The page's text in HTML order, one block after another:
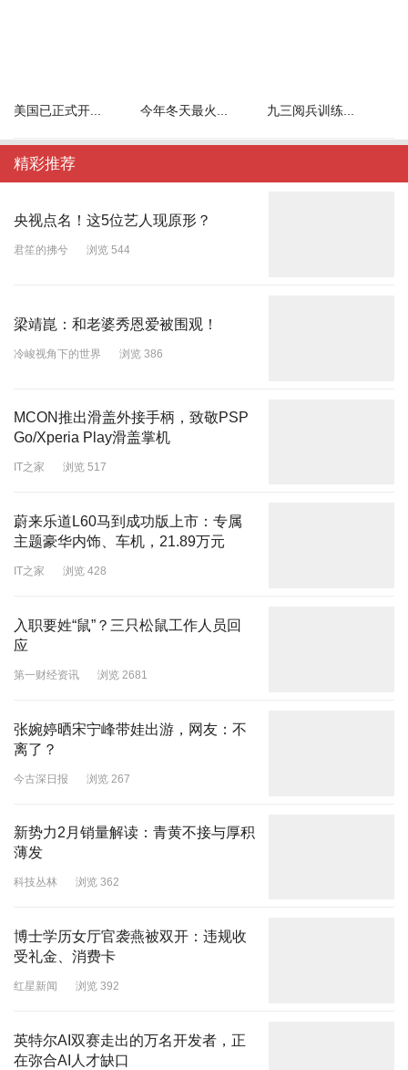
美国已正式开... 今年冬天最火... 九三阅兵训练...
精彩推荐
央视点名！这5位艺人现原形？
君笙的拂兮 浏览 544
梁靖崑：和老婆秀恩爱被围观！
冷峻视角下的世界 浏览 386
MCON推出滑盖外接手柄，致敬PSP
Go/Xperia Play滑盖掌机
IT之家 浏览 517
蔚来乐道L60马到成功版上市：专属
主题豪华内饰、车机，21.89万元
IT之家 浏览 428
入职要姓“鼠”？三只松鼠工作人员回
应
第一财经资讯 浏览 2681
张婉婷晒宋宁峰带娃出游，网友：不
离了？
今古深日报 浏览 267
新势力2月销量解读：青黄不接与厚积
薄发
科技丛林 浏览 362
博士学历女厅官袭燕被双开：违规收
受礼金、消费卡
红星新闻 浏览 392
英特尔AI双赛走出的万名开发者，正
在弥合AI人才缺口